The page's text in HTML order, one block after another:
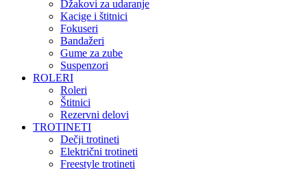
Džakovi za udaranje
Kacige i štitnici
Fokuseri
Bandažeri
Gume za zube
Suspenzori
ROLERI
Roleri
Štitnici
Rezervni delovi
TROTINETI
Dečji trotineti
Električni trotineti
Freestyle trotineti